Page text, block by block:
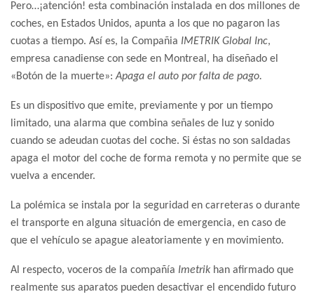
Pero…¡atención! esta combinación instalada en dos millones de
coches, en Estados Unidos, apunta a los que no pagaron las
cuotas a tiempo. Así es, la Compañia IMETRIK Global Inc,
empresa canadiense con sede en Montreal, ha diseñado el
«Botón de la muerte»:Apaga el auto por falta de pago.
Es un dispositivo que emite, previamente y por un tiempo
limitado, una alarma que combina señales de luz y sonido
cuando se adeudan cuotas del coche. Si éstas no son saldadas
apaga el motor del coche de forma remota y no permite que se
vuelva a encender.
La polémica se instala por la seguridad en carreteras o durante
el transporte en alguna situación de emergencia, en caso de
que el vehículo se apague aleatoriamente y en movimiento.
Al respecto, voceros de la compañía Imetrik han afirmado que
realmente sus aparatos pueden desactivar el encendido futuro